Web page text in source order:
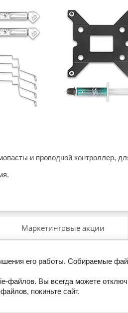
и проводной контроллер,
Маркетинговые акции
его работы. Собираемые
файлов. Вы всегда можете
покиньте сайт.